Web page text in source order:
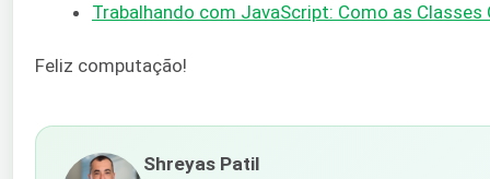
Trabalhando com JavaScript: Como as Classes
Feliz computação!
Shreyas Patil